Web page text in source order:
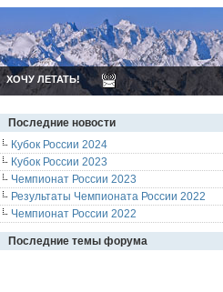
ХОЧУ ЛЕТАТЬ!
Последние новости
Кубок России 2024
Кубок России 2023
Чемпионат России 2023
Результаты Чемпионата России 2022
Чемпионат России 2022
Последние темы форума